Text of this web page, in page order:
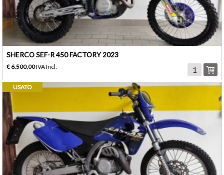
SHERCO SEF-R 450 FACTORY 2023
€ 6.500,00IVA Incl.
USATO